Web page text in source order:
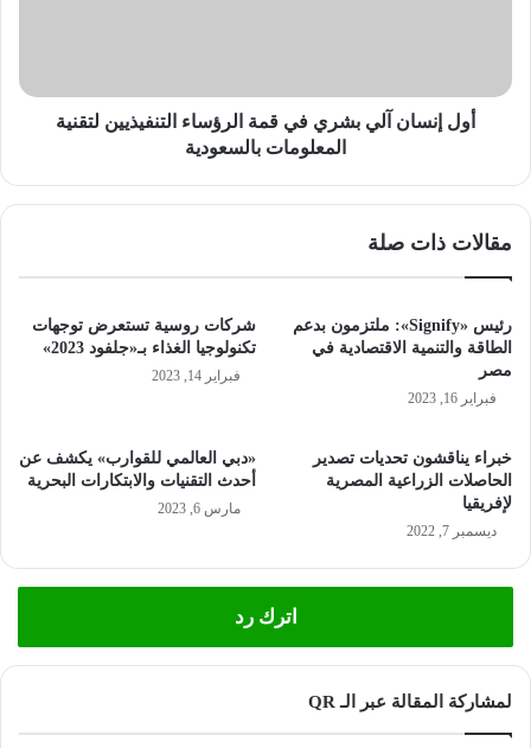
لتقنية
المعلوماتأول إنسان آلي بشري في قمة الرؤساء التنفيذيين لتقنية
المعلومات بالسعودية
مقالات ذات صلة
رئيس «Signify»: ملتزمون بدعم
الطاقة والتنمية الاقتصادية في
مصر
فبراير 16, 2023
شركات روسية تستعرض توجهات
تكنولوجيا الغذاء بـ«جلفود 2023»
فبراير 14, 2023
خبراء يناقشون تحديات تصدير
الحاصلات الزراعية المصرية
لإفريقيا
ديسمبر 7, 2022
«دبي العالمي للقوارب» يكشف عن
أحدث التقنيات والابتكارات البحرية
مارس 6, 2023
اترك رد
لمشاركة المقالة عبر الـ QR